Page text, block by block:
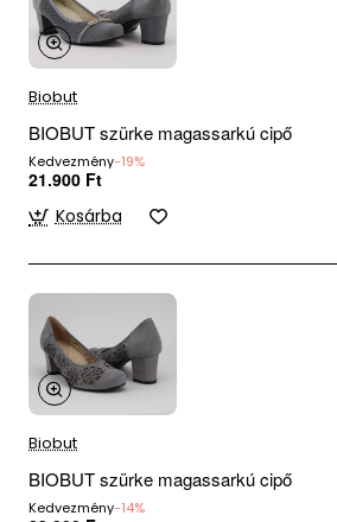
Biobut
BIOBUT szürke magassarkú cipő
Kedvezmény-19%
21.900 Ft
Kosárba
Biobut
BIOBUT szürke magassarkú cipő
Kedvezmény-14%